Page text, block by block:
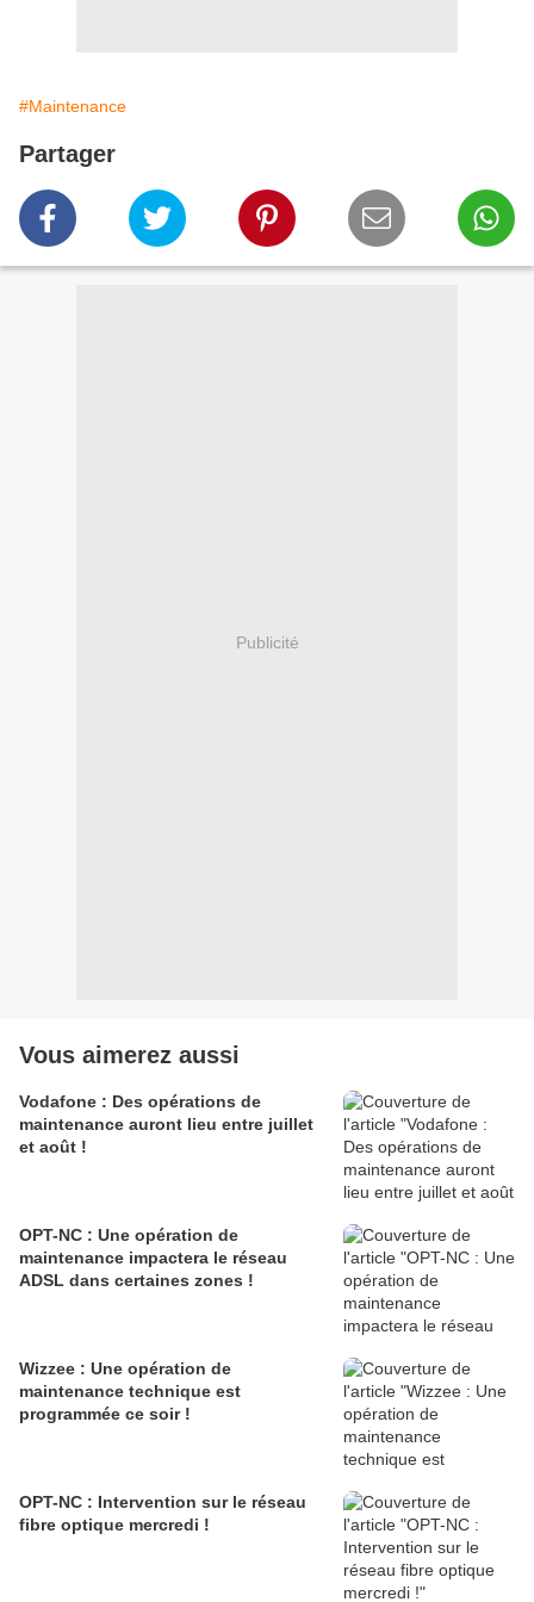
#Maintenance
Partager
Publicité
Vous aimerez aussi
Vodafone : Des opérations de
maintenance auront lieu entre juillet
et août !
OPT-NC : Une opération de
maintenance impactera le réseau
ADSL dans certaines zones !
Wizzee : Une opération de
maintenance technique est
programmée ce soir !
OPT-NC : Intervention sur le réseau
fibre optique mercredi !